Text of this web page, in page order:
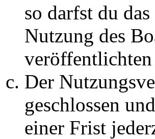
so darfst du
Nutzung des
Der
geschlossen
einer Frist